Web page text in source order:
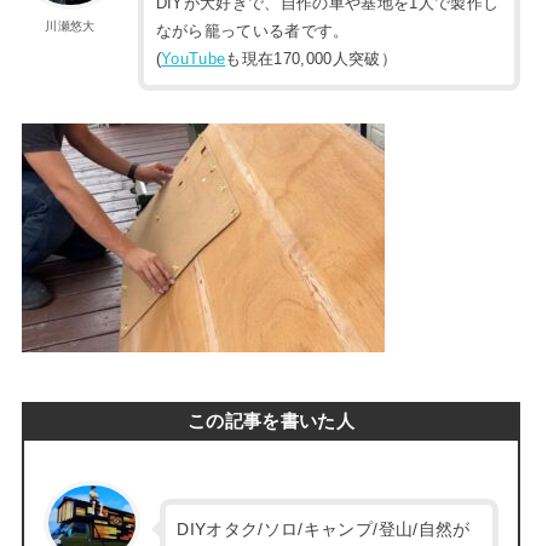
川瀬悠大
ながら籠っている者です。
(YouTubeも現在170,000人突破）
この記事を書いた人
DIYオタク/ソロ/キャンプ/登山/自然が